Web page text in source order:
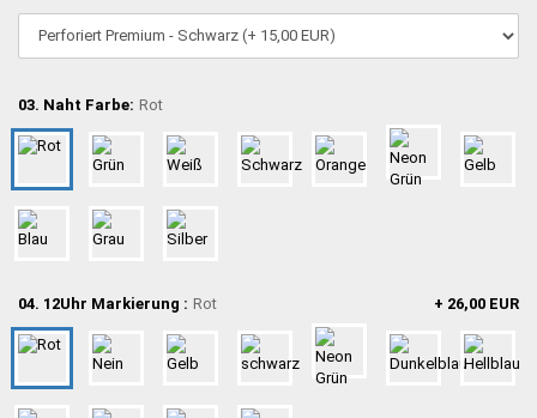
03. Naht Farbe: Rot
04. 12Uhr Markierung : Rot + 26,00 EUR